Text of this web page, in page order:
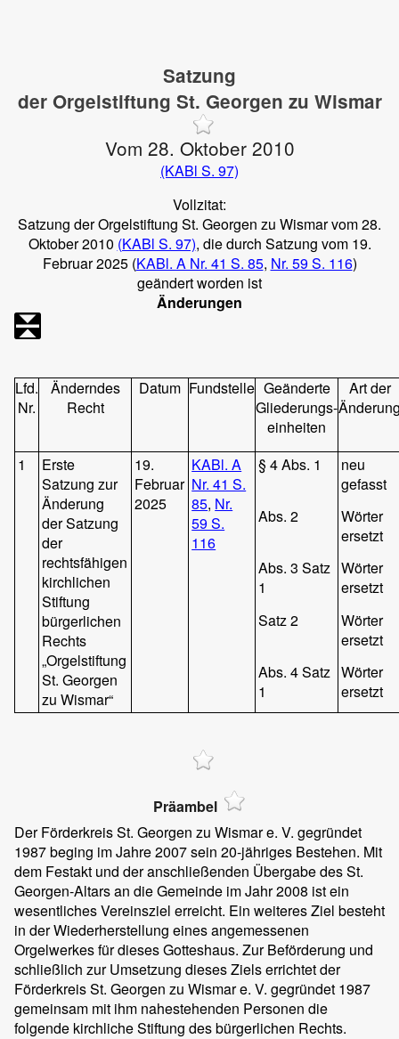
Satzung
der Orgelstiftung St. Georgen zu Wismar
Vom 28. Oktober 2010
(KABl S. 97)
Vollzitat:
Satzung der Orgelstiftung St. Georgen zu Wismar vom 28.
Oktober 2010 (KABl S. 97), die durch Satzung vom 19.
Februar 2025 (KABl. A Nr. 41 S. 85, Nr. 59 S. 116)
geändert worden ist
Änderungen
Lfd.
Nr.
Änderndes
Recht
Datum Fundstelle Geänderte
Gliederungs-
einheiten
Art der
1
Erste
Satzung zur
Änderung
der Satzung
der
rechtsfähigen
kirchlichen
Stiftung
bürgerlichen
Rechts
„Orgelstiftung
St. Georgen
zu Wismar“
19.
Februar
2025
KABl. A
Nr. 41 S.
85, Nr.
59 S.
116
§ 4 Abs. 1
neu
gefasst
Abs. 2
Wörter
ersetzt
Abs. 3 Satz
1
Wörter
ersetzt
Satz 2
Wörter
ersetzt
Abs. 4 Satz
1
Wörter
ersetzt
Präambel
Der Förderkreis St. Georgen zu Wismar e. V. gegründet
1987 beging im Jahre 2007 sein 20-jähriges Bestehen. Mit
dem Festakt und der anschließenden Übergabe des St.
Georgen-Altars an die Gemeinde im Jahr 2008 ist ein
wesentliches Vereinsziel erreicht. Ein weiteres Ziel besteht
in der Wiederherstellung eines angemessenen
Orgelwerkes für dieses Gotteshaus. Zur Beförderung und
schließlich zur Umsetzung dieses Ziels errichtet der
Förderkreis St. Georgen zu Wismar e. V. gegründet 1987
gemeinsam mit ihm nahestehenden Personen die
folgende kirchliche Stiftung des bürgerlichen Rechts.